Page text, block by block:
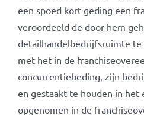
een spoed kort geding een
veroordeeld de door hem
detailhandelbedrijfsruimte
met het in de
concurrentiebeding, zijn
en gestaakt te houden in het
opgenomen in de